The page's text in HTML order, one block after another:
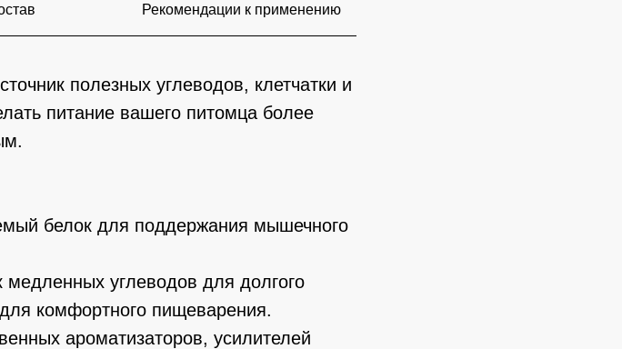
Рекомендации к применению
полезных углеводов, клетчатки и
питание вашего питомца более
белок для поддержания мышечного
медленных углеводов для долгого
комфортного пищеварения.
ароматизаторов, усилителей